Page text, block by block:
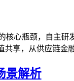
心瓶颈，自主
共享，从供应链金
景解析